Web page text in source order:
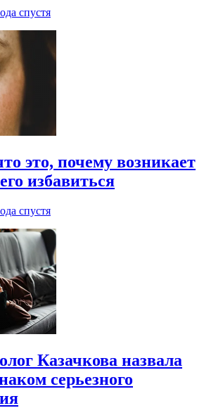
спустя
это, почему возникает
избавиться
спустя
Казачкова назвала
серьезного